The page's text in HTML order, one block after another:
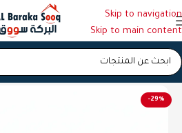
Skip to navigation
Skip to main content
الرئيسية/ميكرويف
-29%